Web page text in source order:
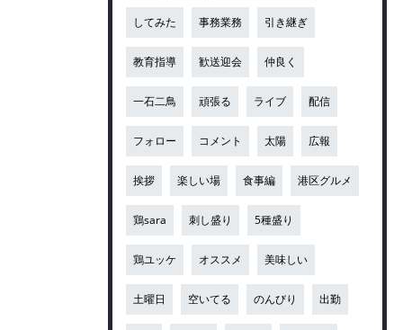
してみた 事務業務 引き継ぎ
教育指導 歓送迎会 仲良く
一石二鳥 頑張る ライブ 配信
フォロー コメント 太陽 広報
挨拶 楽しい場 食事編 港区グルメ
鶏sara 刺し盛り 5種盛り
鶏ユッケ オススメ 美味しい
土曜日 空いてる のんびり 出勤